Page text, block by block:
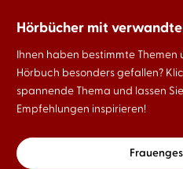
Hörbücher mit
Ihnen haben bestimmte Themen
Hörbuch besonders gefallen?
spannende Thema und lassen
Empfehlungen inspirieren!